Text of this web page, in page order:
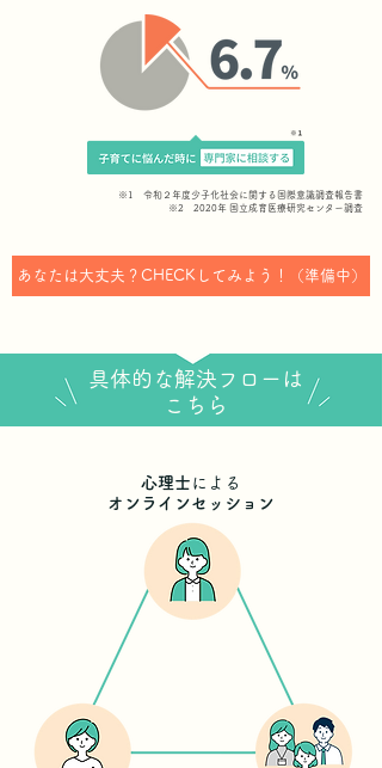
※1 令和２年度少子化社会に関する国際意識調査報告書
※2 2020年 国立成育医療研究センター調査
あなたは大丈夫？CHECKしてみよう！（準備中）
具体的な解決フローは
こちら
心理士 による
オンラインセッション